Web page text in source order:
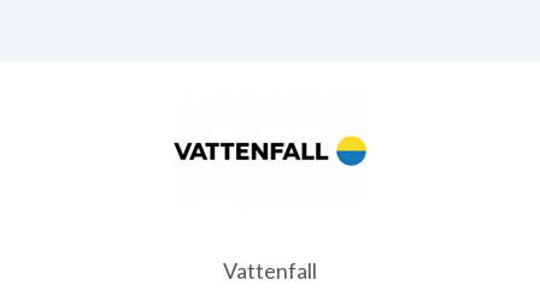
Vattenfall